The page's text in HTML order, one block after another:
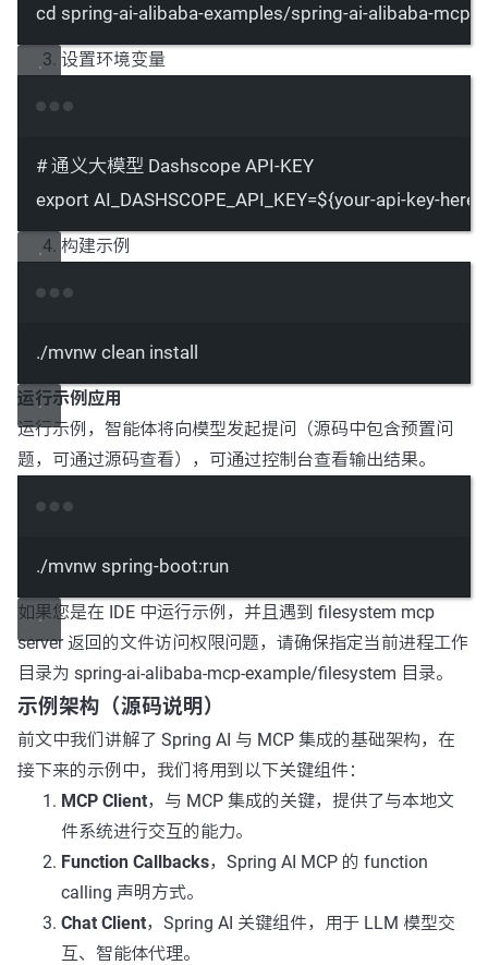
cd spring-ai-alibaba-examples/spring-ai-alibaba-mcp-
设置环境变量
# 通义大模型 Dashscope API-KEY
export AI_DASHSCOPE_API_KEY=${your-api-key-here}
构建示例
./mvnw clean install
运行示例应用
运行示例，智能体将向模型发起提问（源码中包含预置问
题，可通过源码查看），可通过控制台查看输出结果。
./mvnw spring-boot:run
如果您是在 IDE 中运行示例，并且遇到 filesystem mcp
server 返回的文件访问权限问题，请确保指定当前进程工作
目录为 spring-ai-alibaba-mcp-example/filesystem 目录。
示例架构（源码说明）
前文中我们讲解了 Spring AI 与 MCP 集成的基础架构，在
接下来的示例中，我们将用到以下关键组件：
MCP Client，与 MCP 集成的关键，提供了与本地文
件系统进行交互的能力。
Function Callbacks，Spring AI MCP 的 function
calling 声明方式。
Chat Client，Spring AI 关键组件，用于 LLM 模型交
互、智能体代理。